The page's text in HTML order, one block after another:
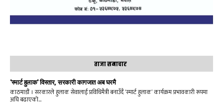
ताजा समाचार
‘स्मार्ट हुलाक’ विस्तार, सरकारी कागजात अब घरमै
काठमाडौं । सरकारले हुलाक सेवालाई प्रविधिमैत्री बनाउँदै ‘स्मार्ट हुलाक’ कार्यक्रम प्रभावकारी रूपमा
अघि बढाएको...